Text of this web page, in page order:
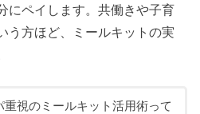
にペイします。共働きや子育
う方ほど、ミールキットの実
重視のミールキット活用術って